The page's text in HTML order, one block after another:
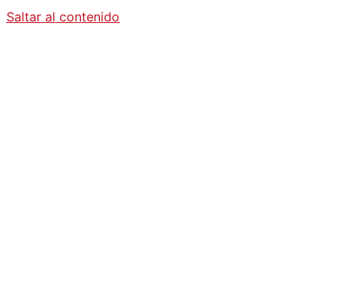
Saltar al contenido